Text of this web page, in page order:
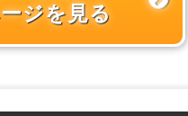
ジを見る